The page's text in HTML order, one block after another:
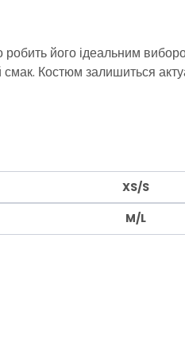
його ідеальним
смак. Костюм залишиться
XS/S
M/L